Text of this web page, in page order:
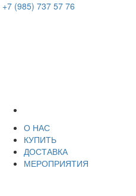
+7 (985) 737 57 76
О НАС
КУПИТЬ
ДОСТАВКА
МЕРОПРИЯТИЯ